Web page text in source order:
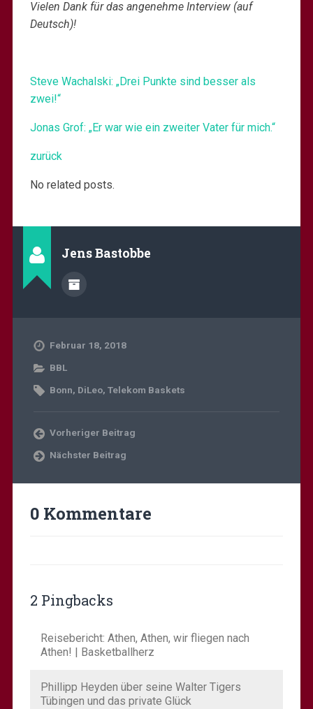
Vielen Dank für das angenehme Interview (auf
Deutsch)!
Steve Wachalski: „Drei Punkte sind besser als
zwei!“
Jonas Grof: „Er war wie ein zweiter Vater für mich.“
zurück
No related posts.
Jens Bastobbe
Februar 18, 2018
BBL
Bonn, DiLeo, Telekom Baskets
Vorheriger Beitrag
Nächster Beitrag
0 Kommentare
2 Pingbacks
Reisebericht: Athen, Athen, wir fliegen nach
Athen! | Basketballherz
Phillipp Heyden über seine Walter Tigers
Tübingen und das private Glück